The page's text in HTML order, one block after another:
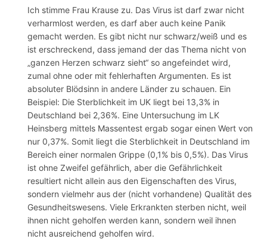
Ich stimme Frau Krause zu. Das Virus ist darf zwar nicht
verharmlost werden, es darf aber auch keine Panik
gemacht werden. Es gibt nicht nur schwarz/weiß und es
ist erschreckend, dass jemand der das Thema nicht von
„ganzen Herzen schwarz sieht“ so angefeindet wird,
zumal ohne oder mit fehlerhaften Argumenten. Es ist
absoluter Blödsinn in andere Länder zu schauen. Ein
Beispiel: Die Sterblichkeit im UK liegt bei 13,3% in
Deutschland bei 2,36%. Eine Untersuchung im LK
Heinsberg mittels Massentest ergab sogar einen Wert von
nur 0,37%. Somit liegt die Sterblichkeit in Deutschland im
Bereich einer normalen Grippe (0,1% bis 0,5%). Das Virus
ist ohne Zweifel gefährlich, aber die Gefährlichkeit
resultiert nicht allein aus den Eigenschaften des Virus,
sondern vielmehr aus der (nicht vorhandene) Qualität des
Gesundheitswesens. Viele Erkrankten sterben nicht, weil
ihnen nicht geholfen werden kann, sondern weil ihnen
nicht ausreichend geholfen wird.